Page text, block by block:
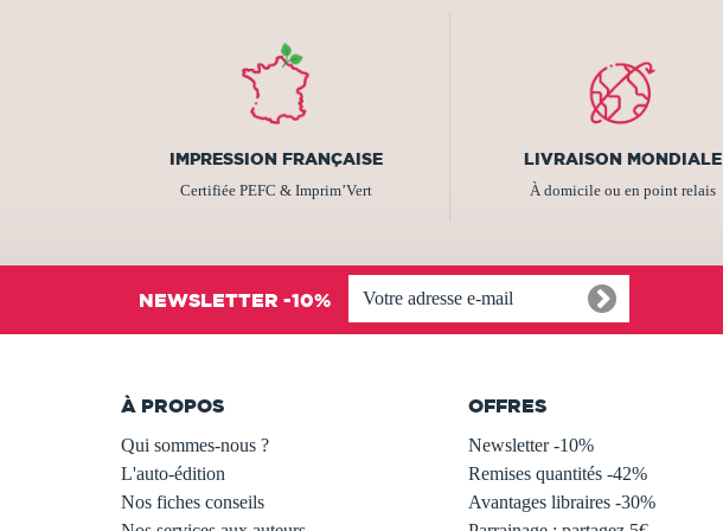
IMPRESSION FRANÇAISE
Certifiée PEFC & Imprim’Vert
LIVRAISON MONDIALE
À domicile ou en point relais
NEWSLETTER -10%
À PROPOS
Qui sommes-nous ?
L'auto-édition
Nos fiches conseils
OFFRES
Newsletter -10%
Remises quantités -42%
Avantages libraires -30%